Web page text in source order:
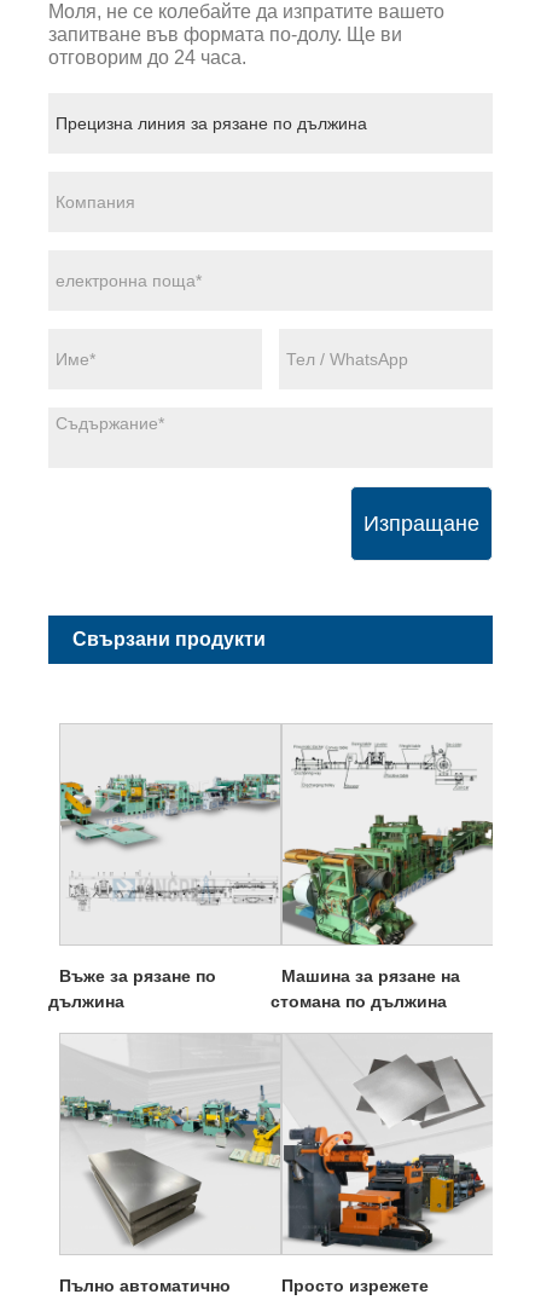
Моля, не се колебайте да изпратите вашето
запитване във формата по-долу. Ще ви
отговорим до 24 часа.
Изпращане
Свързани продукти
Въже за рязане по
дължина
Машина за рязане на
стомана по дължина
Пълно автоматично
Просто изрежете